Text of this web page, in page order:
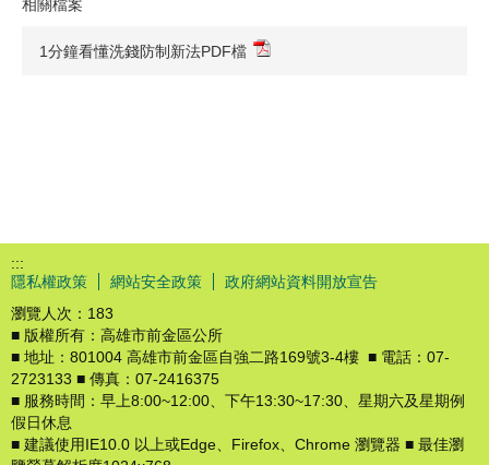
相關檔案
1分鐘看懂洗錢防制新法PDF檔
:::
隱私權政策
網站安全政策
政府網站資料開放宣告
瀏覽人次： 183
■ 版權所有：高雄市前金區公所
■ 地址：801004 高雄市前金區自強二路169號3-4樓 ■ 電話：07-
2723133 ■ 傳真：07-2416375
■ 服務時間：早上8:00~12:00、下午13:30~17:30、星期六及星期例
假日休息
■ 建議使用IE10.0 以上或Edge、Firefox、Chrome 瀏覽器 ■ 最佳瀏